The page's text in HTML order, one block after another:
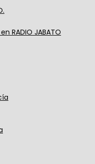
en RADIO JABATO